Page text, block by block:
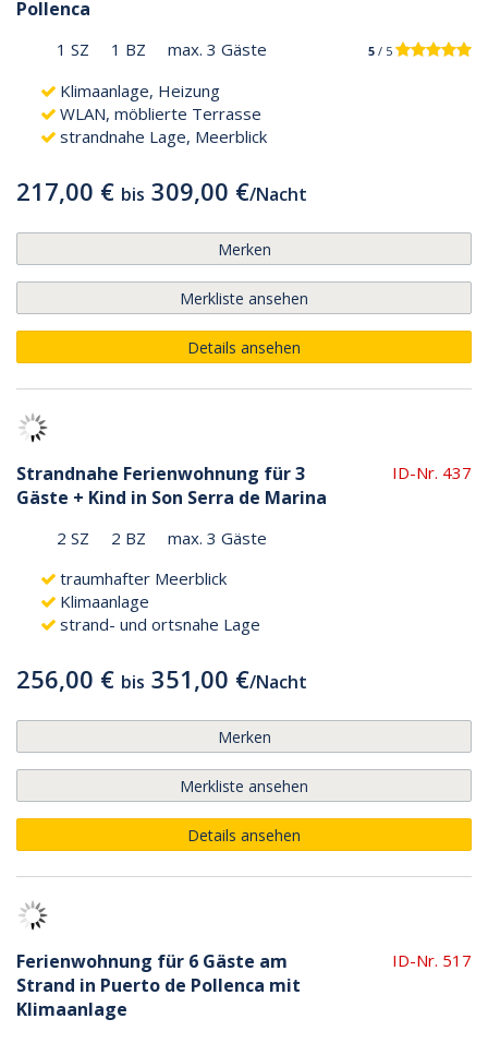
Pollenca
1 SZ 1 BZ max. 3 Gäste 5 / 5
Klimaanlage, Heizung
WLAN, möblierte Terrasse
strandnahe Lage, Meerblick
217,00 € bis 309,00 €/Nacht
Merken
Merkliste ansehen
Details ansehen
Strandnahe Ferienwohnung für 3
Gäste + Kind in Son Serra de Marina
ID-Nr. 437
2 SZ 2 BZ
max. 3 Gäste
traumhafter Meerblick
Klimaanlage
strand- und ortsnahe Lage
256,00 € bis 351,00 €/Nacht
Merken
Merkliste ansehen
Details ansehen
Ferienwohnung für 6 Gäste am
Strand in Puerto de Pollenca mit
Klimaanlage
ID-Nr. 517